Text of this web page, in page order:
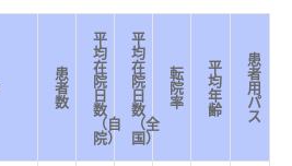
患
者
数
平
均
在
院
日
数
（自
院）
平
均
在
院
日
数
（全
国）
転
院
率
平
均
年
齢
患
者
用
パ
ス